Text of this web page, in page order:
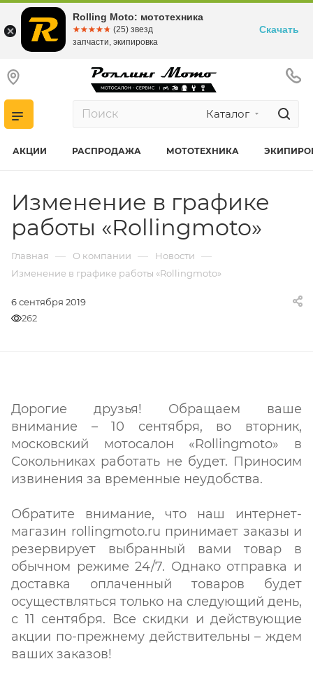
Каталог
АКЦИИ РАСПРОДАЖА МОТОТЕХНИКА
Изменение в графике
работы «Rollingmoto»
Главная — О компании — Новости —
Изменение в графике работы «Rollingmoto»
6 сентября 2019
262
Дорогие друзья! Обращаем ваше
внимание – 10 сентября, во вторник,
московский мотосалон «Rollingmoto» в
Сокольниках работать не будет. Приносим
извинения за временные неудобства.
Обратите внимание, что наш интернет-
магазин rollingmoto.ru принимает заказы и
резервирует выбранный вами товар в
обычном режиме 24/7. Однако отправка и
доставка оплаченный товаров будет
осуществляться только на следующий день,
с 11 сентября. Все скидки и действующие
акции по-прежнему действительны – ждем
ваших заказов!
Rolling Moto: мототехника
☆☆☆☆☆
★★★★★ (25) звезд
запчасти, экипировка
Скачать